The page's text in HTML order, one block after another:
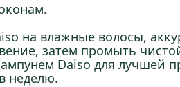
на влажные волосы,
затем промыть
Daiso для лучшей
неделю.